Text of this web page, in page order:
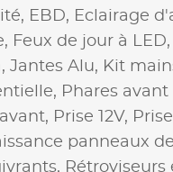
EBD, Eclairage
Feux de jour à LED,
Jantes Alu, Kit
Phares avant
Prise 12V,
panneaux
Rétroviseurs